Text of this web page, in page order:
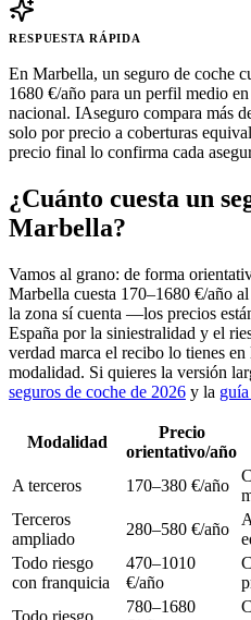
RESPUESTA RÁPIDA
En Marbella, un seguro de coche
1680 €/año para un perfil medio
nacional. IAseguro compara más
solo por precio a coberturas
precio final lo confirma cada
¿Cuánto cuesta un
Marbella?
Vamos al grano: de forma
Marbella cuesta 170–1680 €/año
la zona sí cuenta —los precios
España por la siniestralidad y el
verdad marca el recibo lo tienes
modalidad. Si quieres la versión
seguros de coche de 2026 y la
Modalidad
Precio
orientativo/año
A terceros 170–380 €/año
Terceros
ampliado
280–580 €/año
Todo riesgo
con franquicia
470–1010
€/año
Todo riesgo
780–1680